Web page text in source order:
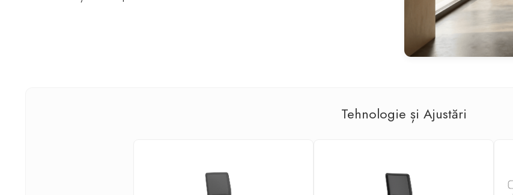
Tehnologie și Ajustări